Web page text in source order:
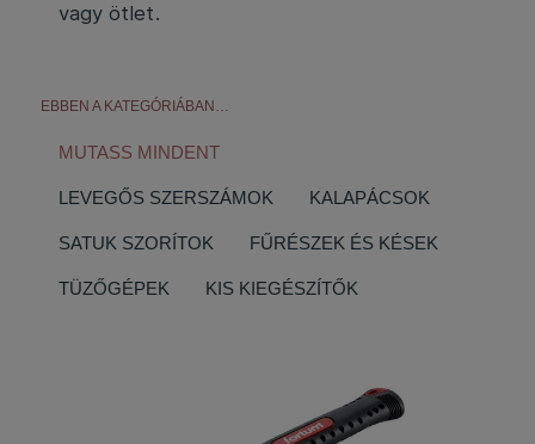
vagy ötlet.
EBBEN A KATEGÓRIÁBAN…
MUTASS MINDENT
LEVEGŐS SZERSZÁMOK KALAPÁCSOK
SATUK SZORÍTOK FŰRÉSZEK ÉS KÉSEK
TÜZŐGÉPEK KIS KIEGÉSZÍTŐK